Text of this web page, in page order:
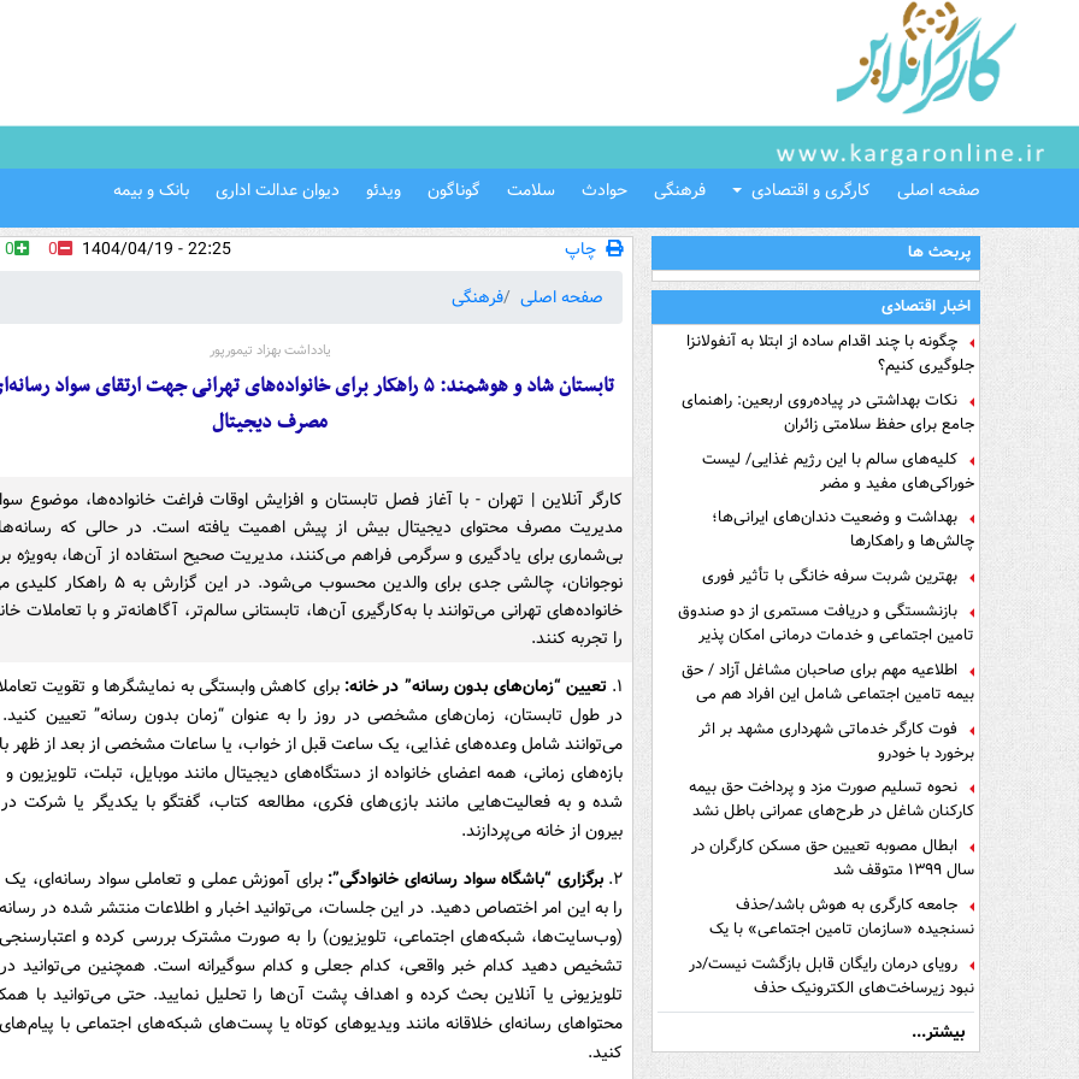
صفحه اصلی کارگری و اقتصادی فرهنگی حوادث سلامت گوناگون ویدئو دیوان عدالت اداری بانک و بیمه
پربحث ها
اخبار اقتصادی
چگونه با چند اقدام ساده از ابتلا به آنفولانزا
جلوگیری کنیم؟
نکات بهداشتی در پیاده‌روی اربعین: راهنمای
جامع برای حفظ سلامتی زائران
کلیه‌های سالم با این رژیم غذایی/ لیست
خوراکی‌های مفید و مضر
بهداشت و وضعیت دندان‌های ایرانی‌ها؛
چالش‌ها و راهکارها
بهترین شربت سرفه خانگی با تأثیر فوری
بازنشستگی و دریافت مستمری از دو صندوق
تامین اجتماعی و خدمات درمانی امکان پذیر
است ؟
اطلاعیه مهم برای صاحبان مشاغل آزاد / حق
بیمه تامین اجتماعی شامل این افراد هم می
شودفوت کارگر خدماتی شهرداری مشهد بر اثر
برخورد با خودرو
نحوه تسلیم صورت مزد و پرداخت حق بیمه
کارکنان شاغل در طرح‌های عمرانی باطل نشد
ابطال مصوبه تعیین حق مسکن کارگران در
سال ۱۳۹۹ متوقف شد
جامعه کارگری به هوش باشد/حذف
نسنجیده «سازمان تامین اجتماعی» با یک
تفاهم نامه!
رویای درمان رایگان قابل بازگشت نیست/در
نبود زیرساخت‌های الکترونیک حذف
دفترچه‌های بیمه اشتباه مضاعف است
بیشتر...
چاپ 0 0
22:25 - 1404/04/19
صفحه اصلی
فرهنگی
یادداشت بهزاد تیمورپور
تابستان شاد و هوشمند: ۵ راهکار برای خانواده‌های تهرانی جهت ارتقای سواد
مصرف دیجیتال
کارگر آنلاین | تهران - با آغاز فصل تابستان و افزایش اوقات فراغت خانواده‌ها، موضوع
مدیریت مصرف محتوای دیجیتال بیش از پیش اهمیت یافته است. در حالی که
بی‌شماری برای یادگیری و سرگرمی فراهم می‌کنند، مدیریت صحیح استفاده از آن‌ها، به‌ویژه
نوجوانان، چالشی جدی برای والدین محسوب می‌شود. در
خانواده‌های تهرانی می‌توانند با به‌کارگیری آن‌ها، تابستانی سالم‌تر، آگاهانه‌تر و با تعاملات
را تجربه کنند.
۱. تعیین “زمان‌های بدون رسانه” در خانه: برای کاهش وابستگی به نمایشگرها و تقویت
در طول تابستان، زمان‌های مشخصی در روز را به عنوان “زمان بدون رسانه” تعیین
می‌توانند شامل وعده‌های غذایی، یک ساعت قبل از خواب، یا ساعات مشخصی از بعد از ظهر
بازه‌های زمانی، همه اعضای خانواده از دستگاه‌های دیجیتال مانند موبایل، تبلت، تلویزیون و
شده و به فعالیت‌هایی مانند بازی‌های فکری، مطالعه کتاب، گفتگو با یکدیگر یا شرکت
بیرون از خانه می‌پردازند.
۲. برگزاری “باشگاه سواد رسانه‌ای خانوادگی”: برای آموزش عملی و تعاملی سواد رسانه‌ای،
را به این امر اختصاص دهید. در این جلسات، می‌توانید اخبار و اطلاعات منتشر شده در
(وب‌سایت‌ها، شبکه‌های اجتماعی، تلویزیون) را به صورت مشترک بررسی کرده و
تشخیص دهید کدام خبر واقعی، کدام جعلی و کدام سوگیرانه است. همچنین می‌توانید
تلویزیونی یا آنلاین بحث کرده و اهداف پشت آن‌ها را تحلیل نمایید. حتی می‌توانید با
محتواهای رسانه‌ای خلاقانه مانند ویدیوهای کوتاه یا پست‌های شبکه‌های اجتماعی با
کنید.